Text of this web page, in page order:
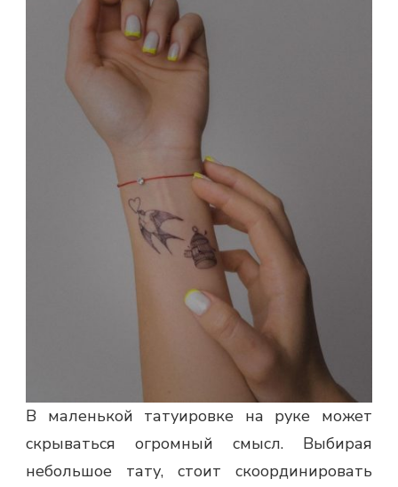
В маленькой татуировке на руке может
скрываться огромный смысл. Выбирая
небольшое тату, стоит скоординировать